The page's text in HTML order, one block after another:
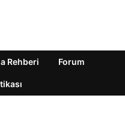
Rehberi Forum